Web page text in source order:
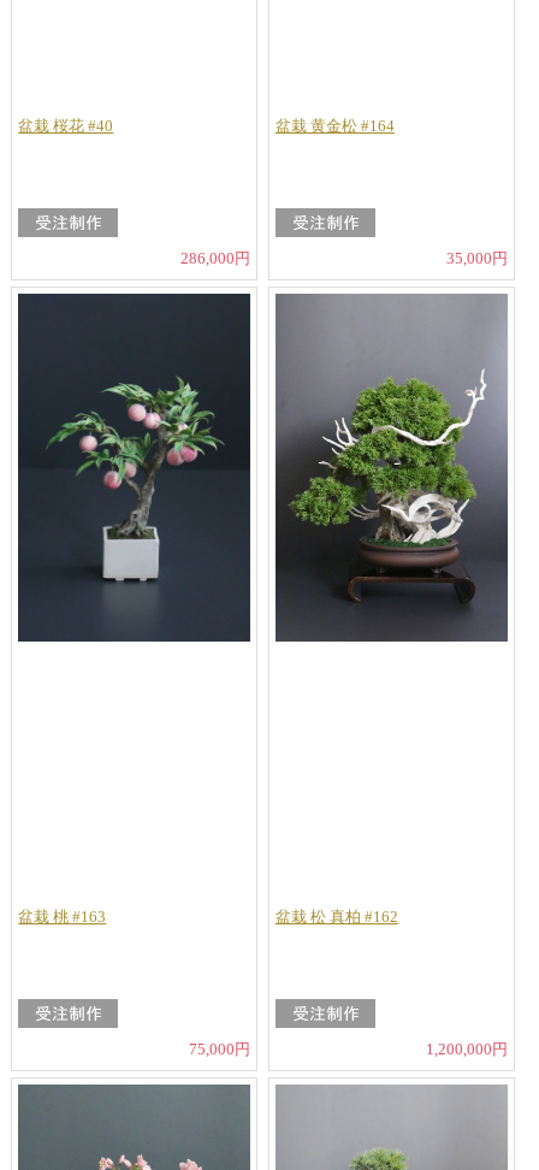
盆栽 桜花 #40
286,000円
盆栽 黄金松 #164
35,000円
盆栽 桃 #163
75,000円
盆栽 松 真柏 #162
1,200,000円